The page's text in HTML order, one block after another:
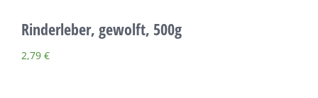
Seminare & Workshops
Rinderleber, gewolft, 500g
2,79 €